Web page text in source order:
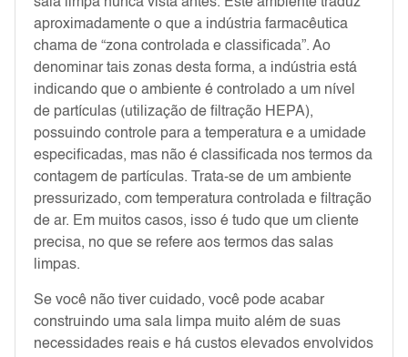
aproximadamente o que a indústria farmacêutica
chama de “zona controlada e classificada”. Ao
denominar tais zonas desta forma, a indústria está
indicando que o ambiente é controlado a um nível
de partículas (utilização de filtração HEPA),
possuindo controle para a temperatura e a umidade
especificadas, mas não é classificada nos termos da
contagem de partículas. Trata-se de um ambiente
pressurizado, com temperatura controlada e filtração
de ar. Em muitos casos, isso é tudo que um cliente
precisa, no que se refere aos termos das salas
limpas.
Se você não tiver cuidado, você pode acabar
construindo uma sala limpa muito além de suas
necessidades reais e há custos elevados envolvidos